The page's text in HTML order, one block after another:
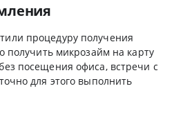
процедуру получения
получить микрозайм на карту
посещения офиса, встречи с
для этого выполнить